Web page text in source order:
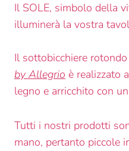
Il SOLE, simbolo della
illuminerà la vostra
Il sottobicchiere
by Allegrio è realizzato
legno e arricchito con
Tutti i nostri prodotti
mano, pertanto piccole